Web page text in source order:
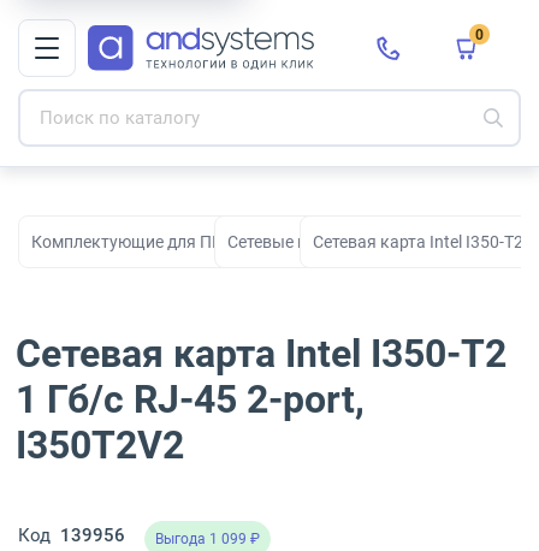
0
Комплектующие для ПК, сборки и модернизации
Сетевые картыСетевая карта Intel I350-T2
Сетевая карта Intel I350-T2
1 Гб/с RJ-45 2-port,
I350T2V2
Код 139956 Выгода 1 099 ₽